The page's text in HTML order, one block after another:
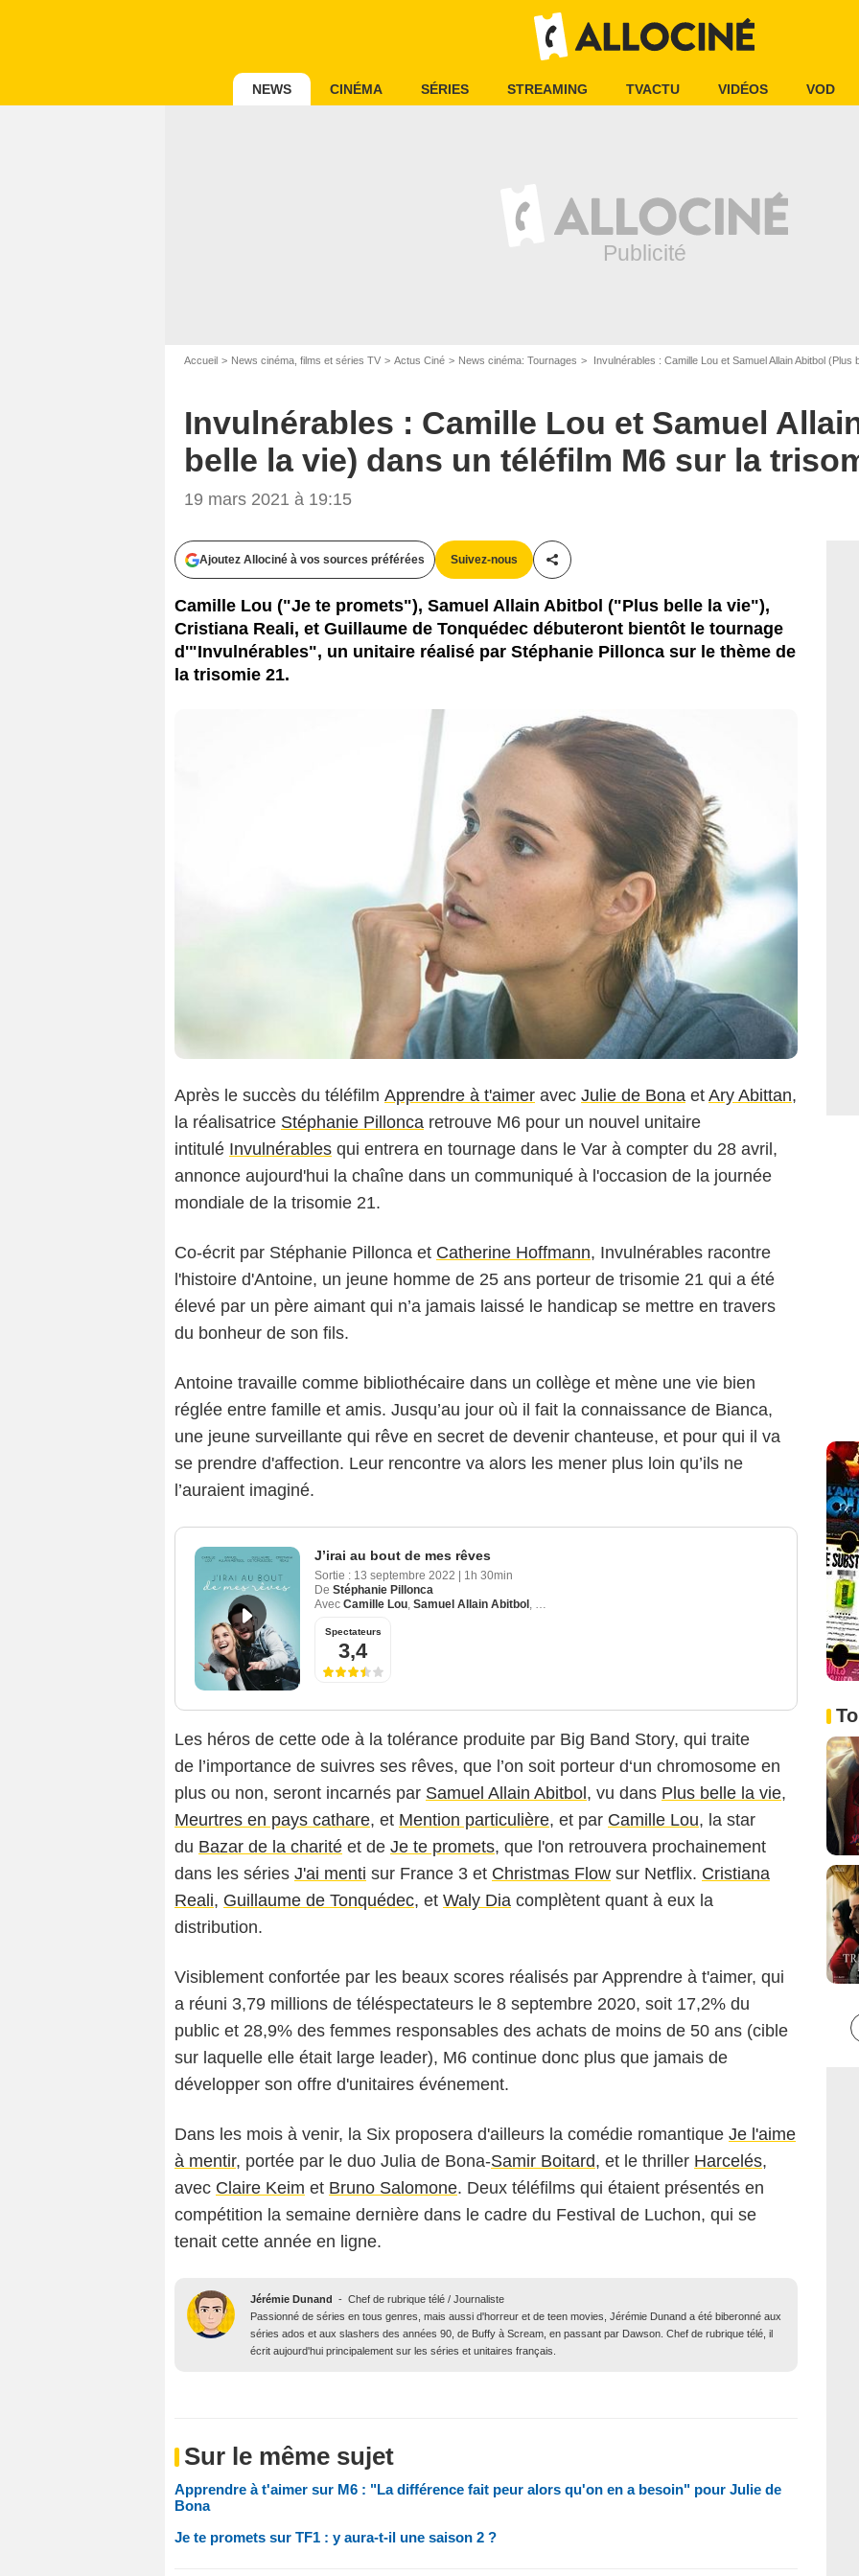
NEWS CINÉMA SÉRIES STREAMING TVACTU VIDÉOS VOD
Accueil News cinéma, films et séries TV Actus Ciné News cinéma: Tournages Invulnérables : Camille Lou et Samuel Allain Abitbol
Invulnérables : Camille Lou et Samuel
belle la vie) dans un téléfilm M6 sur la
19 mars 2021 à 19:15
Ajoutez Allociné à vos sources préférées Suivez-nous
Partager cet article
Camille Lou ("Je te promets"), Samuel Allain Abitbol ("Plus belle la vie"),
Cristiana Reali, et Guillaume de Tonquédec débuteront bientôt le tournage
d'"Invulnérables", un unitaire réalisé par Stéphanie Pillonca sur le thème de
la trisomie 21.
PHILIPPE LE ROUX / VEMA / TF1
Après le succès du téléfilm Apprendre à t'aimer avec Julie de Bona et Ary Abittan,
la réalisatrice Stéphanie Pillonca retrouve M6 pour un nouvel unitaire
intitulé Invulnérables qui entrera en tournage dans le Var à compter du 28 avril,
annonce aujourd'hui la chaîne dans un communiqué à l'occasion de la journée
mondiale de la trisomie 21.
Co-écrit par Stéphanie Pillonca et Catherine Hoffmann, Invulnérables racontre
l'histoire d'Antoine, un jeune homme de 25 ans porteur de trisomie 21 qui a été
élevé par un père aimant qui n’a jamais laissé le handicap se mettre en travers
du bonheur de son fils.
Antoine travaille comme bibliothécaire dans un collège et mène une vie bien
réglée entre famille et amis. Jusqu’au jour où il fait la connaissance de Bianca,
une jeune surveillante qui rêve en secret de devenir chanteuse, et pour qui il va
se prendre d'affection. Leur rencontre va alors les mener plus loin qu’ils ne
l’auraient imaginé.
J’irai au bout de mes rêves
Sortie : 13 septembre 2022
1h 30min
De Stéphanie Pillonca
Avec Camille Lou, Samuel Allain Abitbol , Guillaume De Tonquédec
Spectateurs
3,4
Les héros de cette ode à la tolérance produite par Big Band Story, qui traite
de l’importance de suivres ses rêves, que l’on soit porteur d‘un chromosome en
plus ou non, seront incarnés par Samuel Allain Abitbol , vu dans Plus belle la vie,
Meurtres en pays cathare, et Mention particulière, et par Camille Lou, la star
du Bazar de la charité et de Je te promets, que l'on retrouvera prochainement
dans les séries J'ai menti sur France 3 et Christmas Flow sur Netflix. Cristiana
Reali, Guillaume de Tonquédec, et Waly Dia complètent quant à eux la
distribution.
Visiblement confortée par les beaux scores réalisés par Apprendre à t'aimer, qui
a réuni 3,79 millions de téléspectateurs le 8 septembre 2020, soit 17,2% du
public et 28,9% des femmes responsables des achats de moins de 50 ans (cible
sur laquelle elle était large leader), M6 continue donc plus que jamais de
développer son offre d'unitaires événement.
Dans les mois à venir, la Six proposera d'ailleurs la comédie romantique Je l'aime
à mentir, portée par le duo Julia de Bona-Samir Boitard, et le thriller Harcelés,
avec Claire Keim et Bruno Salomone. Deux téléfilms qui étaient présentés en
compétition la semaine dernière dans le cadre du Festival de Luchon, qui se
tenait cette année en ligne.
Jérémie Dunand - Chef de rubrique télé / Journaliste
Passionné de séries en tous genres, mais aussi d'horreur et de teen movies, Jérémie Dunand a été biberonné aux
séries ados et aux slashers des années 90, de Buffy à Scream, en passant par Dawson. Chef de rubrique télé, il
écrit aujourd'hui principalement sur les séries et unitaires français.
Sur le même sujet
Apprendre à t'aimer sur M6 : "La différence fait peur alors qu'on en a besoin" pour Julie de
Bona
Je te promets sur TF1 : y aura-t-il une saison 2 ?